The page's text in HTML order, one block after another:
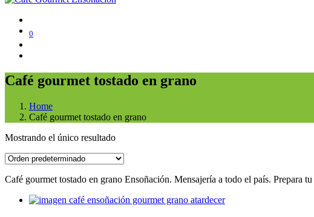
0
Café gourmet tostado en grano
Home
Café gourmet tostado en grano
Mostrando el único resultado
Café gourmet tostado en grano Ensoñación. Mensajería a todo el país. Prepara